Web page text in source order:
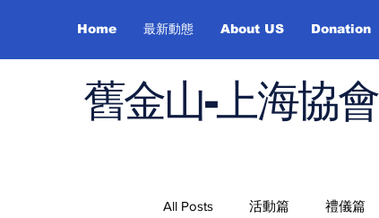
Home 最新動態 About US Donation
舊金山-上海協會
All Posts 活動篇 禮儀篇